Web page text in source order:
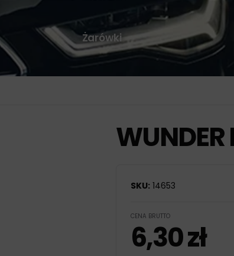
Żarówki
WUNDER
SKU: 14653
CENA BRUTTO
6,30zł